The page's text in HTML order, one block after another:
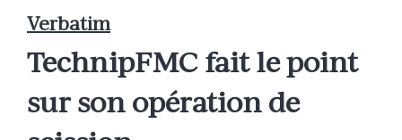
Verbatim
TechnipFMC fait le point
sur son opération de